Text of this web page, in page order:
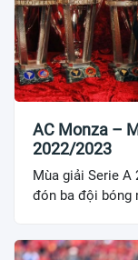
AC Monza –
2022/2023
Mùa giải Serie A
đón ba đội bóng